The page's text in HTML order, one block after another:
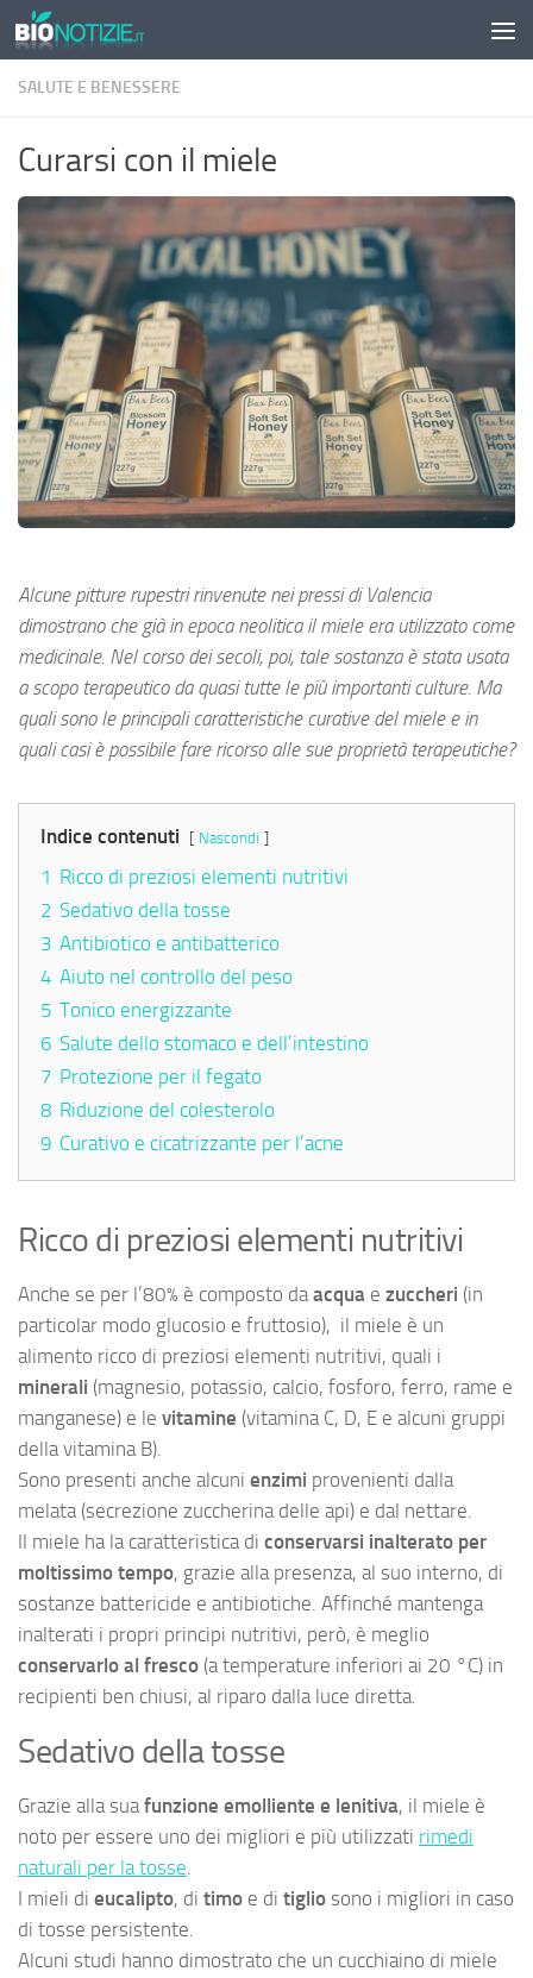
Sotto il contenuto
SALUTE E BENESSERE
Curarsi con il miele
Alcune pitture rupestri rinvenute nei pressi di Valencia
dimostrano che già in epoca neolitica il miele era utilizzato come
medicinale. Nel corso dei secoli, poi, tale sostanza è stata usata
a scopo terapeutico da quasi tutte le più importanti culture. Ma
quali sono le principali caratteristiche curative del miele e in
quali casi è possibile fare ricorso alle sue proprietà terapeutiche?
Indice contenuti Nascondi
1 Ricco di preziosi elementi nutritivi
2 Sedativo della tosse
3 Antibiotico e antibatterico
4 Aiuto nel controllo del peso
5 Tonico energizzante
6 Salute dello stomaco e dell’intestino
7 Protezione per il fegato
8 Riduzione del colesterolo
9 Curativo e cicatrizzante per l’acne
Ricco di preziosi elementi nutritivi
Anche se per l’80% è composto da acqua e zuccheri (in
particolar modo glucosio e fruttosio), il miele è un
alimento ricco di preziosi elementi nutritivi, quali i
minerali (magnesio, potassio, calcio, fosforo, ferro, rame e
manganese) e le vitamine (vitamina C, D, E e alcuni gruppi
della vitamina B).
Sono presenti anche alcuni enzimi provenienti dalla
melata (secrezione zuccherina delle api) e dal nettare.
Il miele ha la caratteristica di conservarsi inalterato per
moltissimo tempo, grazie alla presenza, al suo interno, di
sostanze battericide e antibiotiche. Affinché mantenga
inalterati i propri principi nutritivi, però, è meglio
conservarlo al fresco (a temperature inferiori ai 20 °C) in
recipienti ben chiusi, al riparo dalla luce diretta.
Sedativo della tosse
Grazie alla suafunzione emolliente e lenitiva, il miele è
noto per essere uno dei migliori e più utilizzati rimedi
naturali per la tosse.
I mieli di eucalipto, di timo e di tiglio sono i migliori in caso
di tosse persistente.
Alcuni studi hanno dimostrato che un cucchiaino di miele